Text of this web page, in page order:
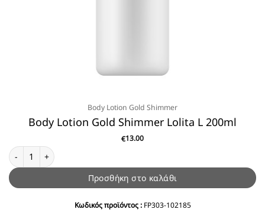
Body Lotion Gold Shimmer
Body Lotion Gold Shimmer Lolita L 200ml
€13.00
Body Lotion Gold Shimmer Lolita L 200ml ποσότητα
Προσθήκη στο καλάθι
Κωδικός προϊόντος :FP303-102185